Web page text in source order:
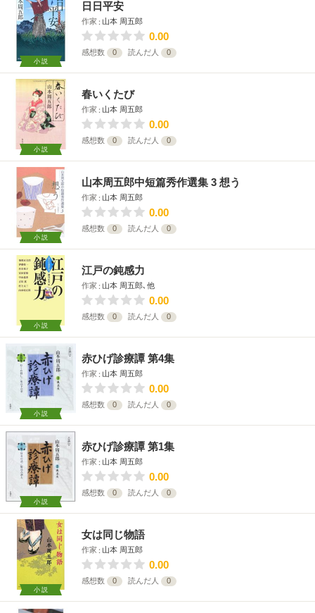
小説
日日平安
作家 山本 周五郎
0.00
感想数 0 読んだ人 0
小説
春いくたび
作家 山本 周五郎
0.00
感想数 0 読んだ人 0
小説
山本周五郎中短篇秀作選集 3 想う
作家 山本 周五郎
0.00
感想数 0 読んだ人 0
小説
江戸の鈍感力
作家 山本 周五郎､他
0.00
感想数 0 読んだ人 0
小説
赤ひげ診療譚 第4集
作家 山本 周五郎
0.00
感想数 0 読んだ人 0
小説
赤ひげ診療譚 第1集
作家 山本 周五郎
0.00
感想数 0 読んだ人 0
小説
女は同じ物語
作家 山本 周五郎
0.00
感想数 0 読んだ人 0